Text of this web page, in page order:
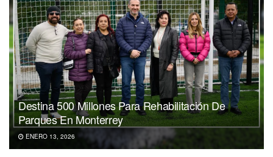
Destina 500 Millones Para Rehabilitación De
Parques En Monterrey
ENERO 13, 2026